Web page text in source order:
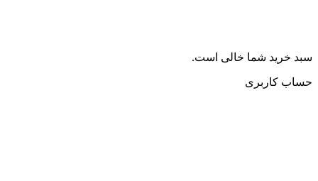
سبد خرید شما خالی است.
حساب کاربری